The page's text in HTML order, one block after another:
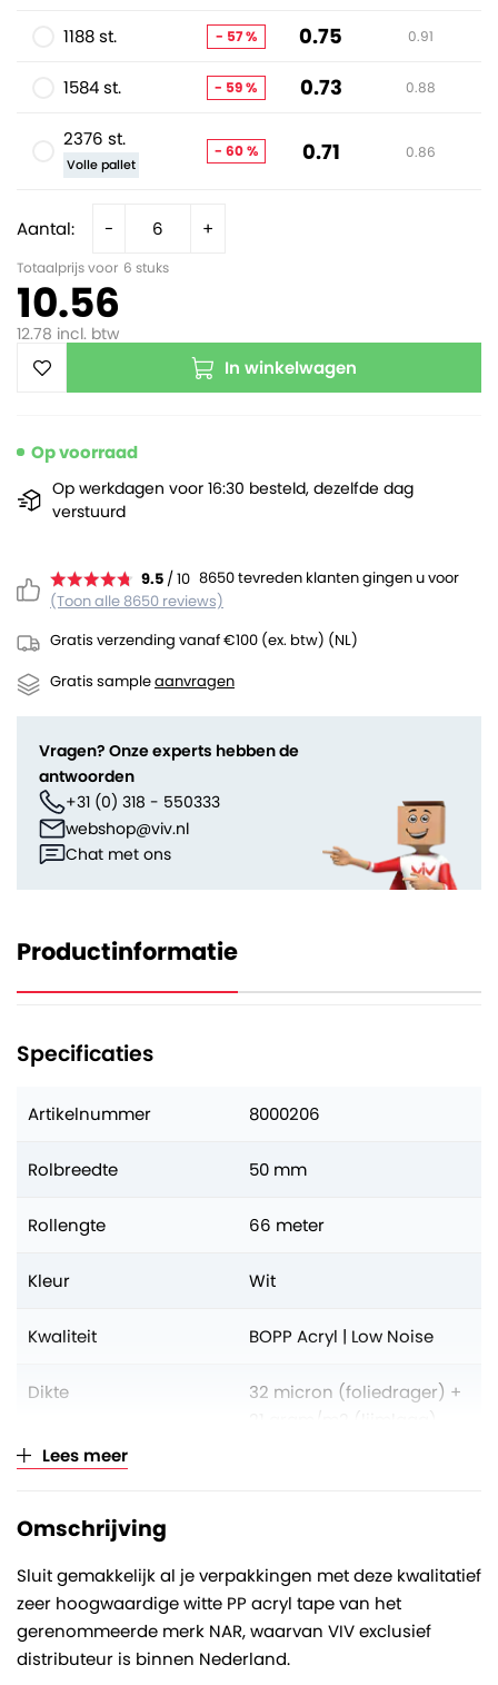
Aantal: - +
Totaalprijs voor 6 stuks
10.56
12.78 incl. btw
In winkelwagen
9.5 / 10 8650 tevreden klanten gingen u voor
(Toon alle 8650 reviews)
Gratis verzending vanaf €100 (ex. btw) (NL)
Gratis sampleaanvragen
1188 st. - 57 % 0.75 0.91
1584 st. - 59 % 0.73 0.88
2376 st.
Volle pallet
- 60 % 0.71 0.86
Op voorraad
Op werkdagen voor 16:30 besteld, dezelfde dag
verstuurd
Vragen? Onze experts hebben de
antwoorden
+31 (0) 318 - 550333
webshop@viv.nl
Chat met ons
Productinformatie
Specificaties
Artikelnummer 8000206
Rolbreedte 50 mm
Rollengte 66 meter
Kleur Wit
Kwaliteit BOPP Acryl | Low Noise
Dikte
32 micron (foliedrager) +
21 gram/m2 (lijmlaag)
Aantal op volle pallet
Verkoopeenheid
Lees meer
Omschrijving
Sluit gemakkelijk al je verpakkingen met deze kwalitatief
zeer hoogwaardige witte PP acryl tape van het
gerenommeerde merk NAR, waarvan VIV exclusief
distributeur is binnen Nederland.